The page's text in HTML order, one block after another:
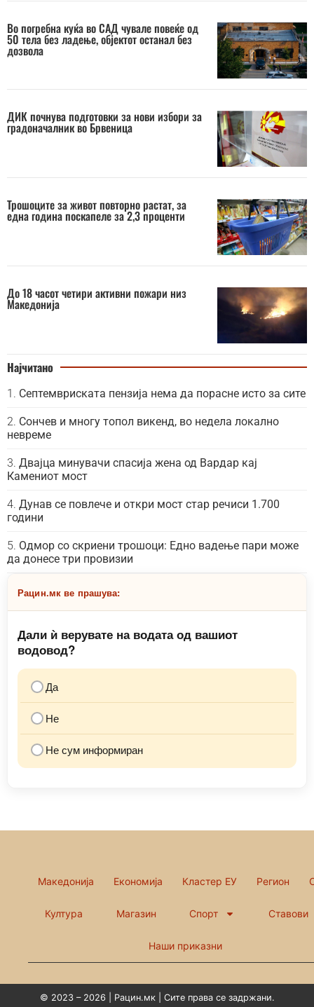
Во погребна куќа во САД чувале повеќе од
50 тела без ладење, објектот останал без
дозвола
ДИК почнува подготовки за нови избори за
градоначалник во Брвеница
Трошоците за живот повторно растат, за
една година поскапеле за 2,3 проценти
До 18 часот четири активни пожари низ
Македонија
Најчитано
Септемвриската пензија нема да порасне исто за сите
Сончев и многу топол викенд, во недела локално
невреме
Двајца минувачи спасија жена од Вардар кај
Камениот мост
Дунав се повлече и откри мост стар речиси 1.700
години
Одмор со скриени трошоци: Едно вадење пари може
да донесе три провизии
Рацин.мк ве прашува:
Дали ѝ верувате на водата од вашиот
водовод?
Да
Не
Не сум информиран
Македонија Економија Кластер ЕУ Регион
Култура Магазин Спорт Ставови
Наши приказни
© 2023 – 2026 | Рацин.мк | Сите права се задржани.